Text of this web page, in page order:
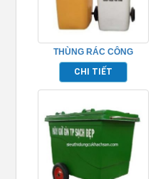
THÙNG RÁC CÔNG
NGHIỆP 240L – TP526058
CHI TIẾT